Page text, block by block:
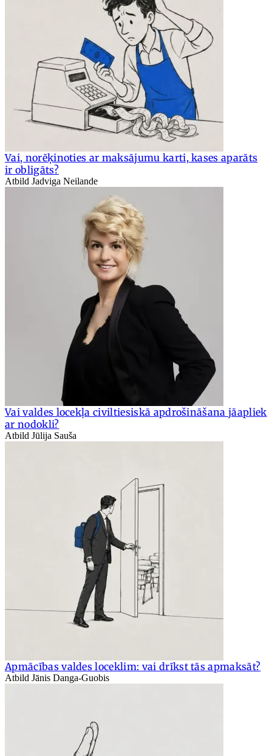
Vai, norēķinoties ar maksājumu karti, kases aparāts
ir obligāts?
Atbild Jadviga Neilande
Vai valdes locekļa civiltiesiskā apdrošināšana jāapliek
ar nodokli?
Atbild Jūlija Sauša
Apmācības valdes loceklim: vai drīkst tās apmaksāt?
Atbild Jānis Danga-Guobis